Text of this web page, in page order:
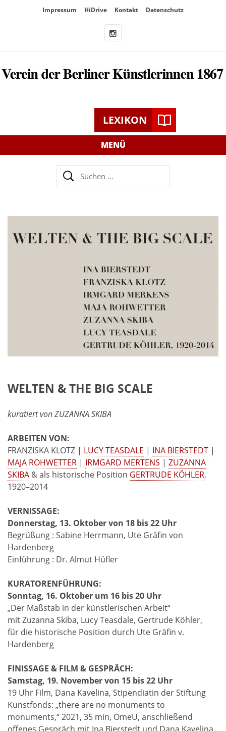
ÜberspringeImpressum HiDrive Kontakt Datenschutz
LEXIKON
MENÜ
Suchen
nach:
WELTEN & THE BIG SCALE
kuratiert von ZUZANNA SKIBA
ARBEITEN VON:
FRANZISKA KLOTZ | LUCY TEASDALE | INA BIERSTEDT |
MAJA ROHWETTER | IRMGARD MERTENS | ZUZANNA
SKIBA & als historische Position GERTRUDE KÖHLER,
1920–2014
VERNISSAGE:
Donnerstag, 13. Oktober von 18 bis 22 Uhr
Begrüßung : Sabine Herrmann, Ute Gräfin von
Hardenberg
Einführung : Dr. Almut Hüfler
KURATORENFÜHRUNG:
Sonntag, 16. Oktober um 16 bis 20 Uhr
„Der Maßstab in der künstlerischen Arbeit“
mit Zuzanna Skiba, Lucy Teasdale, Gertrude Köhler,
für die historische Position durch Ute Gräfin v.
Hardenberg
FINISSAGE & FILM & GESPRÄCH:
Samstag, 19. November von 15 bis 22 Uhr
19 Uhr Film, Dana Kavelina, Stipendiatin der Stiftung
Kunstfonds: „there are no monuments to
monuments,“ 2021, 35 min, OmeU, anschließend